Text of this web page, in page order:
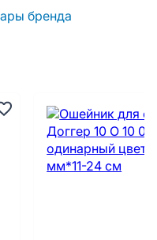
бренда